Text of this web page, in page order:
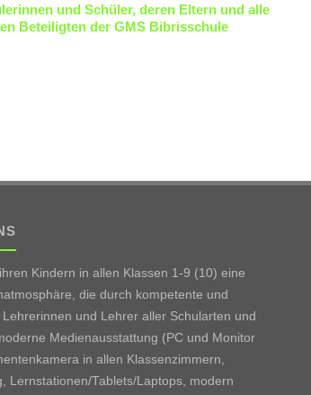
und Schüler, deren Eltern und alle
Beteiligten der GMS Bibrisschule
Kindern in allen Klassen 1-9 (10) eine
die durch kompetente und
und Lehrer aller Schularten und
Medienausstattung (PC und Monitor
in allen Klassenzimmern,
Lernstationen/Tablets/Laptops, modern